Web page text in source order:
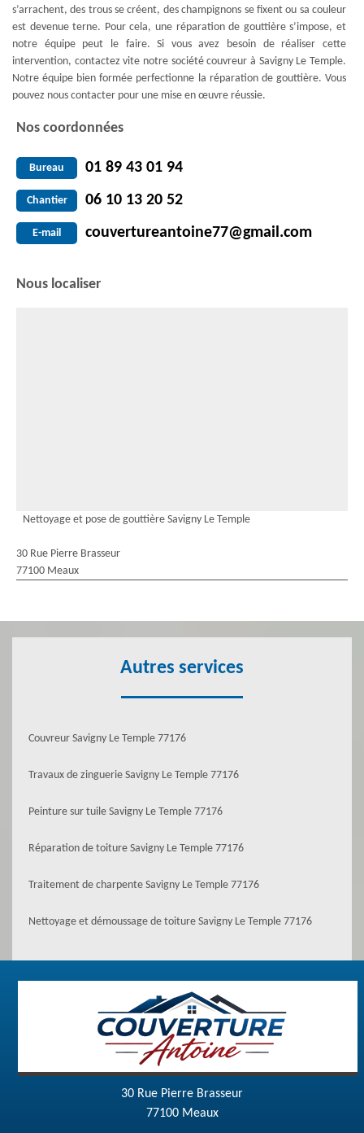
s’arrachent, des trous se créent, des champignons se fixent ou sa couleur
est devenue terne. Pour cela, une réparation de gouttière s’impose, et
notre équipe peut le faire. Si vous avez besoin de réaliser cette
intervention, contactez vite notre société couvreur à Savigny Le Temple.
Notre équipe bien formée perfectionne la réparation de gouttière. Vous
pouvez nous contacter pour une mise en œuvre réussie.
Nos coordonnées
Bureau 01 89 43 01 94
Chantier 06 10 13 20 52
E-mail couvertureantoine77@gmail.com
Nous localiser
Nettoyage et pose de gouttière Savigny Le Temple
30 Rue Pierre Brasseur
77100 Meaux
Autres services
Couvreur Savigny Le Temple 77176
Travaux de zinguerie Savigny Le Temple 77176
Peinture sur tuile Savigny Le Temple 77176
Réparation de toiture Savigny Le Temple 77176
Traitement de charpente Savigny Le Temple 77176
Nettoyage et démoussage de toiture Savigny Le Temple 77176
30 Rue Pierre Brasseur
77100 Meaux